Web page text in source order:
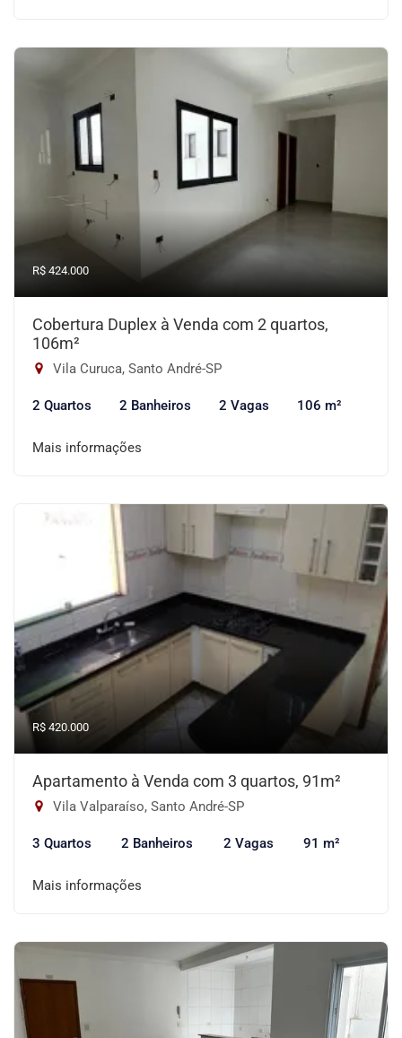
R$ 424.000
Cobertura Duplex à Venda com 2 quartos,
106m²
Vila Curuca, Santo André-SP
2 Quartos 2 Banheiros 2 Vagas 106 m²
Mais informações
R$ 420.000
Apartamento à Venda com 3 quartos, 91m²
Vila Valparaíso, Santo André-SP
3 Quartos 2 Banheiros 2 Vagas 91 m²
Mais informações